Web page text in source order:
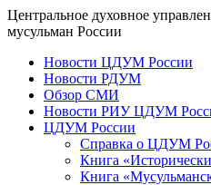
Центральное духовное
мусульман России
Новости ЦДУМ России
Новости РДУМ
Обзор СМИ
Новости РИУ ЦДУМ
ЦДУМ России
Справка о ЦДУМ
Книга
Книга